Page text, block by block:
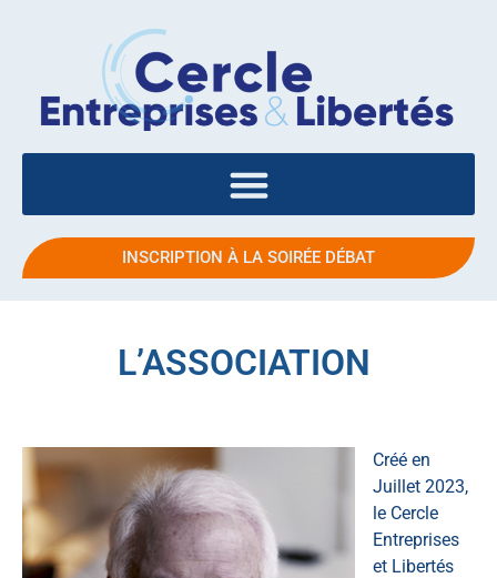
INSCRIPTION À LA SOIRÉE DÉBAT
L’ASSOCIATION
Créé en
Juillet 2023,
le Cercle
Entreprises
et Libertés